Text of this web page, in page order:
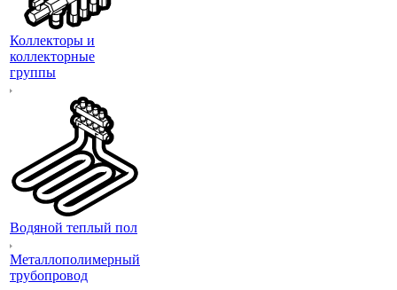
Коллекторы и
коллекторные
группы
Водяной теплый пол
Металлополимерный
трубопровод